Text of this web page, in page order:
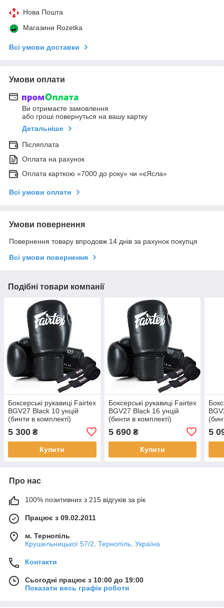
Нова Пошта
Магазини Rozetka
Всі умови доставки
Умови оплати
Ви отримаєте замовлення
або гроші повернуться на вашу картку
Детальніше
Післяплата
Оплата на рахунок
Оплата карткою «7000 до року» чи «єЯсла»
Всі умови оплати
Умови повернення
Повернення товару впродовж 14 днів за рахунок покупця
Всі умови повернення
Подібні товари компанії
Боксерські рукавиці Fairtex
BGV27 Black 10 унцій
(бинти в комплекті)
5 300 ₴
Купити
Боксерські рукавиці Fairtex
BGV27 Black 16 унцій
(бинти в комплекті)
5 690₴
Купити
5
Про нас
100% позитивних з 215 відгуків за рік
Працює з 09.02.2011
м. Тернопіль
Крушельницької 57/2, Тернопіль, Україна
Контакти
Сьогодні працює з 10:00 до 19:00
Показати весь графік роботи